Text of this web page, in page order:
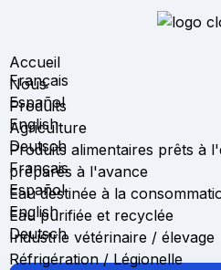
Accueil
Nous
Produits
Agriculture
Produits alimentaires prêts à
préparés à l'avance
Eau destinée à la
Eau purifiée et recyclée
Industrie vétérinaire / élevage
Réfrigération / Légionelle
Français
Español
English
Deutsch
Français
Español
English
Deutsch